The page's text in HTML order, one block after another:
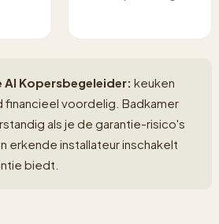
AI Kopersbegeleider: keuken
financieel voordelig. Badkamer
als je de garantie-risico's
erkende installateur inschakelt
biedt.